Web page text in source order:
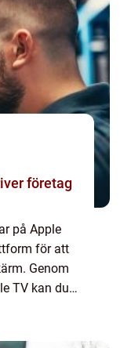
företag
på Apple
för att
Genom
TV kan du